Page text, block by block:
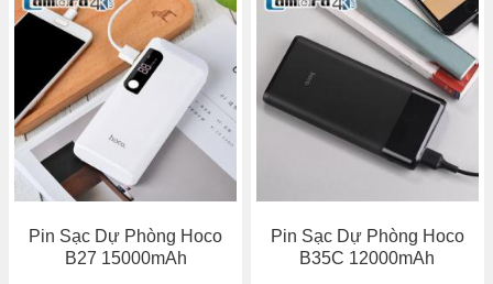
Pin Sạc Dự Phòng Hoco
B27 15000mAh
Pin Sạc Dự Phòng Hoco
B35C 12000mAh